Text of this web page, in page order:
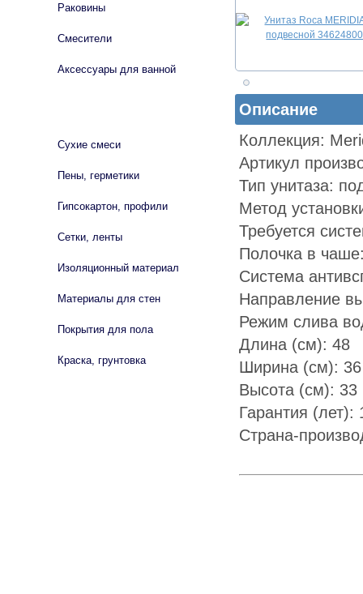
Описание
Коллекция:
Артикул
Тип унитаза:
Метод
Требуется
Полочка в
Система
Направление
Режим слива
Длина (см): 48
Ширина (см): 36
Высота (см): 33
Гарантия
Страна-
Раковины
Смесители
Аксессуары для ванной
Сухие смеси
Пены, герметики
Гипсокартон, профили
Сетки, ленты
Изоляционный материал
Материалы для стен
Покрытия для пола
Краска, грунтовка